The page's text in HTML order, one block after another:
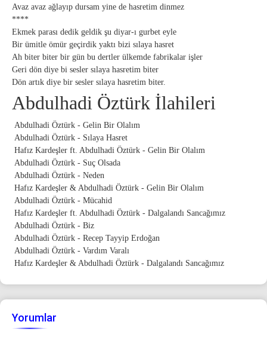
Avaz avaz ağlayıp dursam yine de hasretim dinmez
****
Ekmek parası dedik geldik şu diyar-ı gurbet eyle
Bir ümitle ömür geçirdik yaktı bizi sılaya hasret
Ah biter biter bir gün bu dertler ülkemde fabrikalar işler
Geri dön diye bi sesler sılaya hasretim biter
Dön artık diye bir sesler sılaya hasretim biter.
Abdulhadi Öztürk İlahileri
Abdulhadi Öztürk - Gelin Bir Olalım
Abdulhadi Öztürk - Sılaya Hasret
Hafız Kardeşler ft. Abdulhadi Öztürk - Gelin Bir Olalım
Abdulhadi Öztürk - Suç Olsada
Abdulhadi Öztürk - Neden
Hafız Kardeşler & Abdulhadi Öztürk - Gelin Bir Olalım
Abdulhadi Öztürk - Mücahid
Hafız Kardeşler ft. Abdulhadi Öztürk - Dalgalandı Sancağımız
Abdulhadi Öztürk - Biz
Abdulhadi Öztürk - Recep Tayyip Erdoğan
Abdulhadi Öztürk - Vardım Varalı
Hafız Kardeşler & Abdulhadi Öztürk - Dalgalandı Sancağımız
Yorumlar